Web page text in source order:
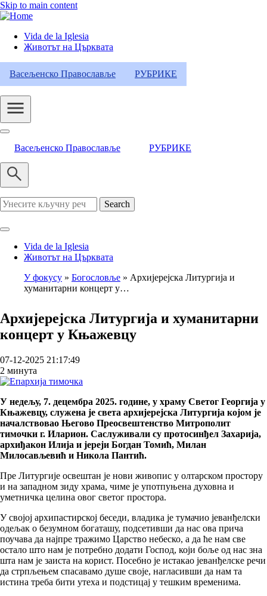
Skip to main content
Header
Category
Menu
Vida de la Iglesia
Животът на Църквата
Васељенско Православље РУБРИКЕ
Васељенско Православље РУБРИКЕ
Search
Vida de la Iglesia
Животът на Църквата
Breadcrumb
У фокусу Богословље
Архијерејска Литургија и
хуманитарни концерт у…
Архијерејска Литургија и хуманитарни
концерт у Књажевцу
07-12-2025 21:17:49
2 минута
У недељу, 7. децембра 2025. године, у храму Светог Георгија у
Књажевцу, служена је света архијерејска Литургија којом је
началствовао Његово Преосвештенство Митрополит
тимочки г. Иларион. Саслуживали су протосинђел Захарија,
архиђакон Илија и јереји Богдан Томић, Милан
Милосављевић и Никола Пантић.
Пре Литургије освештан је нови живопис у олтарском простору
и на западном зиду храма, чиме је употпуњена духовна и
уметничка целина овог светог простора.
У својој архипастирској беседи, владика је тумачио јеванђелски
одељак о безумном богаташу, подсетивши да нас ова прича
поучава да најпре тражимо Царство небеско, а да ће нам све
остало што нам је потребно додати Господ, који боље од нас зна
шта нам је заиста на корист. Посебно је истакао јеванђелске речи
да стрпљењем спасавамо душе своје, нагласивши да нам та
истина треба бити утеха и подстицај у тешким временима.